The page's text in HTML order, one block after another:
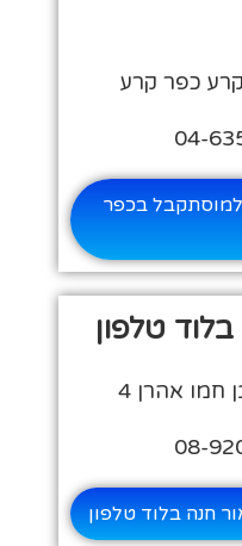
כפר קרע
בכפר
טלפון
אהרן 4
חנה בלוד טלפון